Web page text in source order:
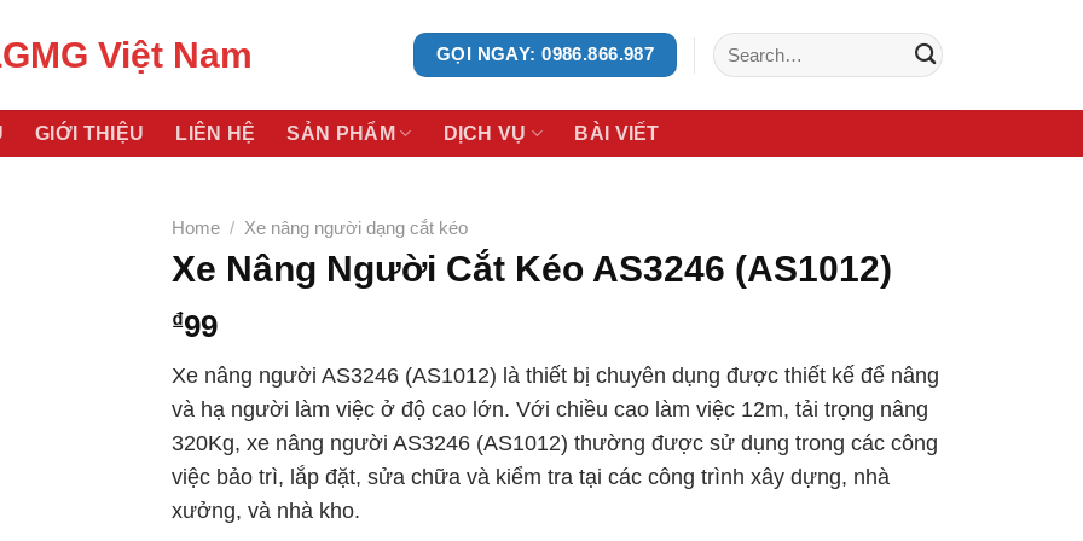
Việt Nam GỌI NGAY: 0986.866.987
Search
for:
GIỚI THIỆU LIÊN HỆ SẢN PHẨM DỊCH VỤ BÀI VIẾT
Home / Xe nâng người dạng cắt kéo
Xe Nâng Người Cắt Kéo AS3246 (AS1012)
₫99
Xe nâng người AS3246 (AS1012) là thiết bị chuyên dụng được thiết kế để nâng
và hạ người làm việc ở độ cao lớn. Với chiều cao làm việc 12m, tải trọng nâng
320Kg, xe nâng người AS3246 (AS1012) thường được sử dụng trong các công
việc bảo trì, lắp đặt, sửa chữa và kiểm tra tại các công trình xây dựng, nhà
xưởng, và nhà kho.